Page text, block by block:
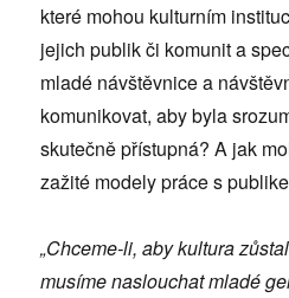
které mohou kulturním
jejich publik či komunit a
mladé návštěvnice a
komunikovat, aby byla
skutečně přístupná? A jak
zažité modely práce s
„Chceme-li, aby kultura
musíme naslouchat mladé